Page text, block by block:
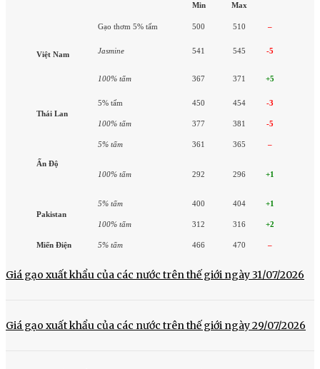
Min
Max
Việt Nam
Gạo thơm 5% tấm 500 510 –
Jasmine 541 545 -5
100% tấm 367 371 +5
Thái Lan
5% tấm 450 454 -3
100% tấm 377 381 -5
Ấn Độ
5% tấm 361 365 –
100% tấm 292 296 +1
Pakistan
5% tấm 400 404 +1
100% tấm 312 316 +2
Miến Điện 5% tấm 466 470 –
Giá gạo xuất khẩu của các nước trên thế giới ngày 31/07/2026
Giá gạo xuất khẩu của các nước trên thế giới ngày 29/07/2026